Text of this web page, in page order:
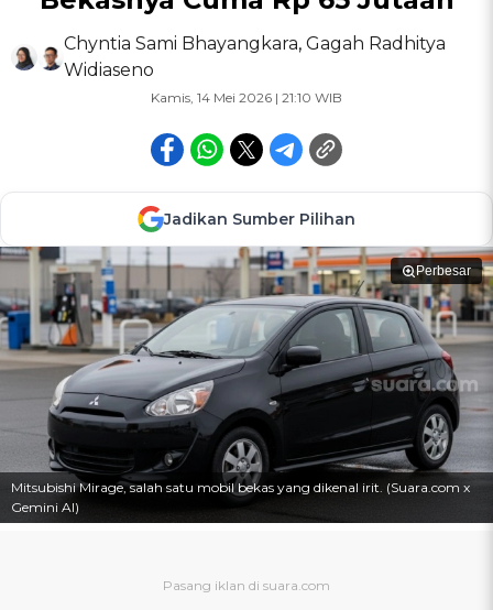
Chyntia Sami Bhayangkara, Gagah Radhitya
Widiaseno
Kamis, 14 Mei 2026 | 21:10 WIB
Jadikan Sumber Pilihan
Perbesar
Mitsubishi Mirage, salah satu mobil bekas yang dikenal irit. (Suara.com x
Gemini AI)